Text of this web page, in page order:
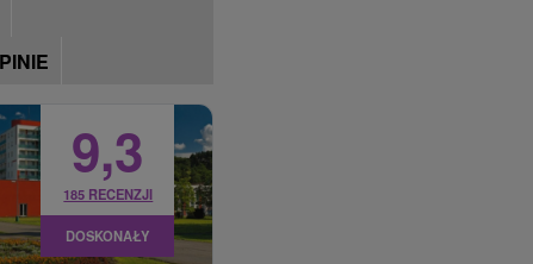
9,3
185 RECENZJI
DOSKONAŁY